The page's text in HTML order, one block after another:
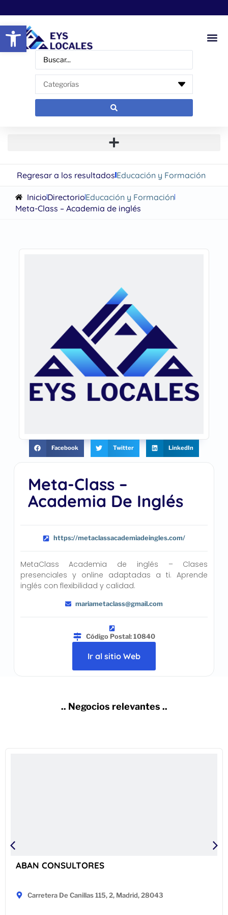
Abrir barra de herramientas
Regresar a los resultadosEducación y Formación
InicioDirectorioEducación y Formación
Meta-Class – Academia de inglés
Meta-Class –
Academia De Inglés
https://metaclassacademiadeingles.com/
MetaClass Academia de inglés – Clases
presenciales y online adaptadas a ti. Aprende
inglés con flexibilidad y calidad.
mariametaclass@gmail.com
Código Postal: 10840
Ir al sitio Web
Facebook Twitter LinkedIn
.. Negocios relevantes ..
ABAN CONSULTORES
Carretera De Canillas 115, 2, Madrid, 28043